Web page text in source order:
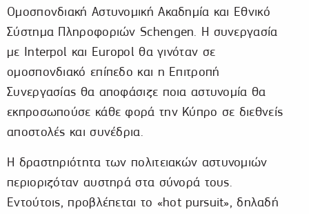
Ομοσπονδιακή Αστυνομική Ακαδημία και Εθνικό
Σύστημα Πληροφοριών Schengen. Η συνεργασία
με Interpol και Europol θα γινόταν σε
ομοσπονδιακό επίπεδο και η Επιτροπή
Συνεργασίας θα αποφάσιζε ποια αστυνομία θα
εκπροσωπούσε κάθε φορά την Κύπρο σε διεθνείς
αποστολές και συνέδρια.
Η δραστηριότητα των πολιτειακών αστυνομιών
περιοριζόταν αυστηρά στα σύνορά τους.
Εντούτοις, προβλέπεται το «hot pursuit», δηλαδή